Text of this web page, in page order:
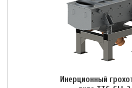
Инерционный